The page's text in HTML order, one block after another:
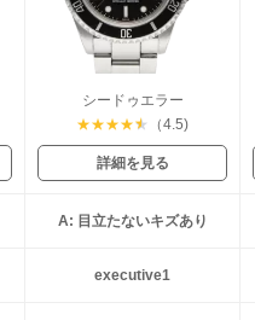
シードゥエラー
★★★★★ （4.5)
詳細を見る
A: 目立たないキズあり
executive1